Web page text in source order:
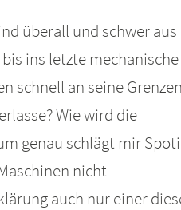
überall und schwer aus
ins letzte mechanische
schnell an seine
Wie wird die
genau schlägt mir
nicht
auch nur einer